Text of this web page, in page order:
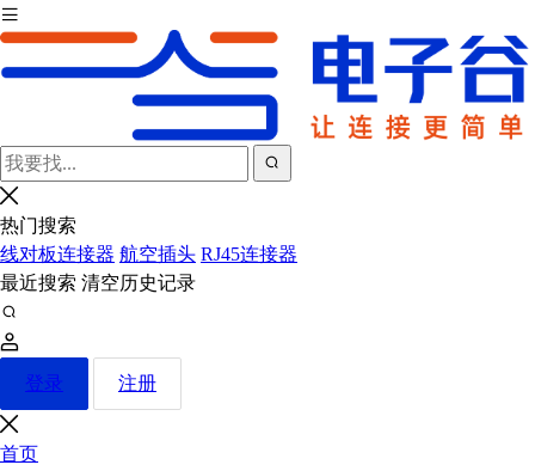
热门搜索
线对板连接器 航空插头 RJ45连接器
最近搜索 清空历史记录
登录 注册
首页